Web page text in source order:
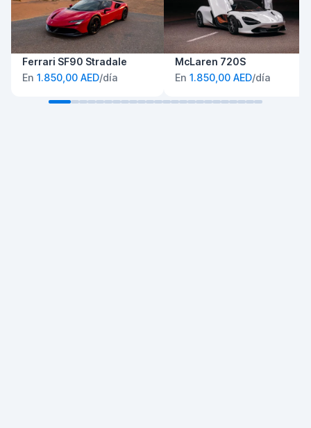
Ferrari SF90 Stradale
En 1.850,00 AED/día
McLaren 720S
En 1.850,00 AED/día